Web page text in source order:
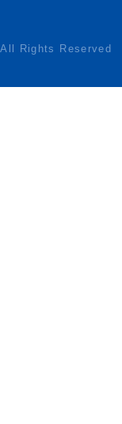
Rights Reserved